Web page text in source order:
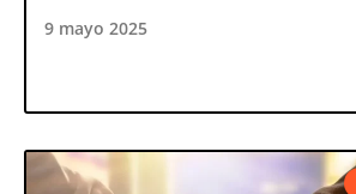
9 mayo 2025